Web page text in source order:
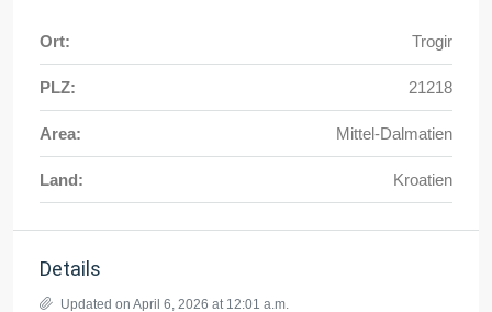
Ort: Trogir
PLZ: 21218
Area: Mittel-Dalmatien
Land: Kroatien
Details
Updated on April 6, 2026 at 12:01 a.m.